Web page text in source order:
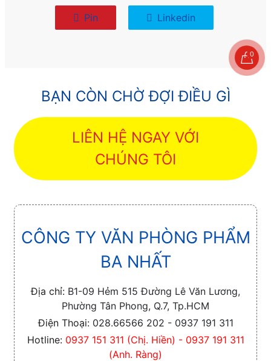
Pin Linkedin
BẠN CÒN CHỜ ĐỢI ĐIỀU GÌ
LIÊN HỆ NGAY VỚI
CHÚNG TÔI
CÔNG TY VĂN PHÒNG PHẨM
BA NHẤT
Địa chỉ: B1-09 Hẻm 515 Đường Lê Văn Lương,
Phường Tân Phong, Q.7, Tp.HCM
Điện Thoại: 028.66566 202 - 0937 191 311
Hotline: 0937 151 311 (Chị. Hiền) - 0937 191 311
(Anh. Ràng)
0